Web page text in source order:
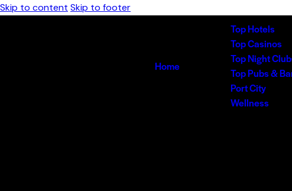
Skip to content Skip to footer
Home
Top Hotels
Top Casinos
Top Night
Top Pubs &
Port City
Wellness